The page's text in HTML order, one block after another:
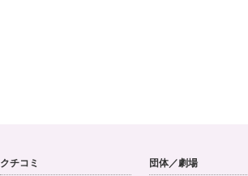
クチコミ 団体／劇場